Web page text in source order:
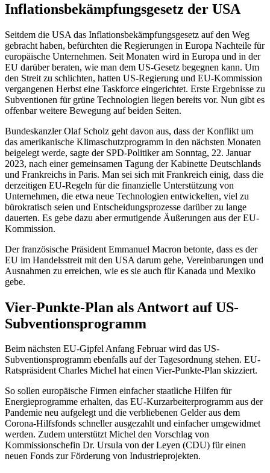
Inflationsbekämpfungsgesetz der USA
Seitdem die USA das Inflationsbekämpfungsgesetz auf den Weg
gebracht haben, befürchten die Regierungen in Europa Nachteile für
europäische Unternehmen. Seit Monaten wird in Europa und in der
EU darüber beraten, wie man dem US-Gesetz begegnen kann. Um
den Streit zu schlichten, hatten US-Regierung und EU-Kommission
vergangenen Herbst eine Taskforce eingerichtet. Erste Ergebnisse zu
Subventionen für grüne Technologien liegen bereits vor. Nun gibt es
offenbar weitere Bewegung auf beiden Seiten.
Bundeskanzler Olaf Scholz geht davon aus, dass der Konflikt um
das amerikanische Klimaschutzprogramm in den nächsten Monaten
beigelegt werde, sagte der SPD-Politiker am Sonntag, 22. Januar
2023, nach einer gemeinsamen Tagung der Kabinette Deutschlands
und Frankreichs in Paris. Man sei sich mit Frankreich einig, dass die
derzeitigen EU-Regeln für die finanzielle Unterstützung von
Unternehmen, die etwa neue Technologien entwickelten, viel zu
bürokratisch seien und Entscheidungsprozesse darüber zu lange
dauerten. Es gebe dazu aber ermutigende Äußerungen aus der EU-
Kommission.
Der französische Präsident Emmanuel Macron betonte, dass es der
EU im Handelsstreit mit den USA darum gehe, Vereinbarungen und
Ausnahmen zu erreichen, wie es sie auch für Kanada und Mexiko
gebe.
Vier-Punkte-Plan als Antwort auf US-
Subventionsprogramm
Beim nächsten EU-Gipfel Anfang Februar wird das US-
Subventionsprogramm ebenfalls auf der Tagesordnung stehen. EU-
Ratspräsident Charles Michel hat einen Vier-Punkte-Plan skizziert.
So sollen europäische Firmen einfacher staatliche Hilfen für
Energieprogramme erhalten, das EU-Kurzarbeiterprogramm aus der
Pandemie neu aufgelegt und die verbliebenen Gelder aus dem
Corona-Hilfsfonds schneller ausgezahlt und einfacher umgewidmet
werden. Zudem unterstützt Michel den Vorschlag von
Kommissionschefin Dr. Ursula von der Leyen (CDU) für einen
neuen Fonds zur Förderung von Industrieprojekten.